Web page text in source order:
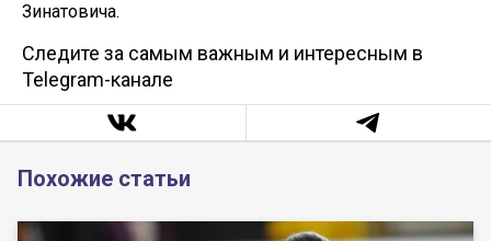
Зинатовича.
Следите за самым важным и интересным в
Telegram-канале
Похожие статьи